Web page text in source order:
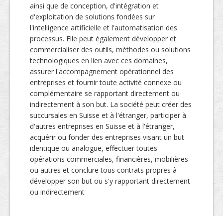
ainsi que de conception, d'intégration et
d'exploitation de solutions fondées sur
l'intelligence artificielle et l'automatisation des
processus. Elle peut également développer et
commercialiser des outils, méthodes ou solutions
technologiques en lien avec ces domaines,
assurer l'accompagnement opérationnel des
entreprises et fournir toute activité connexe ou
complémentaire se rapportant directement ou
indirectement à son but. La société peut créer des
succursales en Suisse et à l'étranger, participer à
d'autres entreprises en Suisse et à l'étranger,
acquérir ou fonder des entreprises visant un but
identique ou analogue, effectuer toutes
opérations commerciales, financières, mobilières
ou autres et conclure tous contrats propres à
développer son but ou s'y rapportant directement
ou indirectement